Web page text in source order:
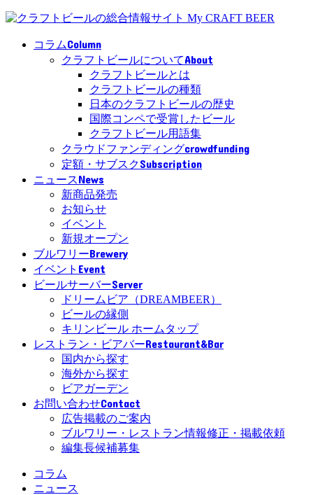
コラムColumn
クラフトビールについてAbout
クラフトビールとは
クラフトビールの種類
日本のクラフトビールの歴史
国際コンペで受賞したビール
クラフトビール用語集
クラウドファンディングcrowdfunding
定額・サブスクSubscription
ニュースNews
新商品発売
お知らせ
イベント
新規オープン
ブルワリーBrewery
イベント Event
ビールサーバーServer
ドリームビア（DREAMBEER）
ビールの縁側
キリンビール ホームタップ
レストラン・ビアバーRestaurant&Bar
国内から探す
海外から探す
ビアガーデン
お問い合わせContact
広告掲載のご案内
ブルワリー・レストラン情報修正・掲載依頼
編集長候補募集
コラム
ニュース